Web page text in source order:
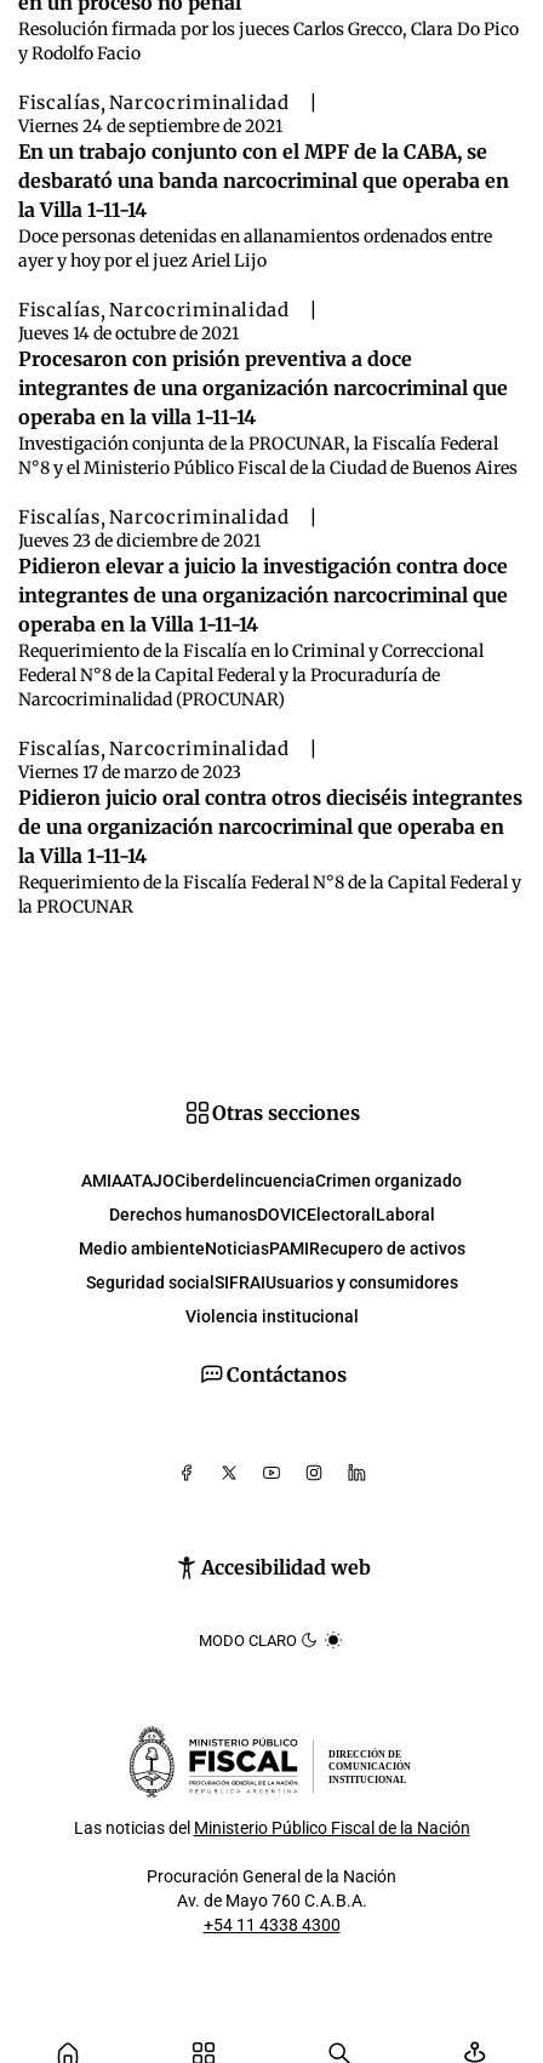
Resolución firmada por los jueces Carlos Grecco, Clara Do Pico
y Rodolfo Facio
Fiscalías, Narcocriminalidad
Viernes 24 de septiembre de 2021
En un trabajo conjunto con el MPF de la CABA, se
desbarató una banda narcocriminal que operaba en
la Villa 1-11-14
Doce personas detenidas en allanamientos ordenados entre
ayer y hoy por el juez Ariel Lijo
Fiscalías, Narcocriminalidad
Jueves 14 de octubre de 2021
Procesaron con prisión preventiva a doce
integrantes de una organización narcocriminal que
operaba en la villa 1-11-14
Investigación conjunta de la PROCUNAR, la Fiscalía Federal
N°8 y el Ministerio Público Fiscal de la Ciudad de Buenos Aires
Fiscalías, Narcocriminalidad
Jueves 23 de diciembre de 2021
Pidieron elevar a juicio la investigación contra doce
integrantes de una organización narcocriminal que
operaba en la Villa 1-11-14
Requerimiento de la Fiscalía en lo Criminal y Correccional
Federal N°8 de la Capital Federal y la Procuraduría de
Narcocriminalidad (PROCUNAR)
Fiscalías, Narcocriminalidad
Viernes 17 de marzo de 2023
Pidieron juicio oral contra otros dieciséis integrantes
de una organización narcocriminal que operaba en
la Villa 1-11-14
Requerimiento de la Fiscalía Federal N°8 de la Capital Federal y
la PROCUNAR
Contáctanos
Accesibilidad web
MODO CLARO
Otras secciones
AMIAATAJOCiberdelincuenciaCrimen organizado
Derechos humanosDOVICElectoral Laboral
Medio ambienteNoticiasPAMIRecupero de activos
Seguridad social SIFRAIUsuarios y consumidores
Violencia institucional
DIRECCIÓN DE
COMUNICACIÓN
INSTITUCIONAL
Las noticias del Ministerio Público Fiscal de la Nación
Procuración General de la Nación
Av. de Mayo 760 C.A.B.A.
+54 11 4338 4300